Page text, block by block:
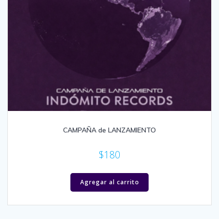
CAMPAÑA de LANZAMIENTO
$180
Agregar al carrito